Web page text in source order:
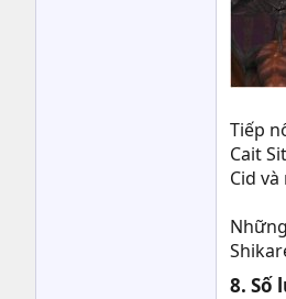
Tiếp
Cait
Cid
8. Số